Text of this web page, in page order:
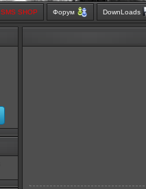
SMS SHOP Форум DownLoads